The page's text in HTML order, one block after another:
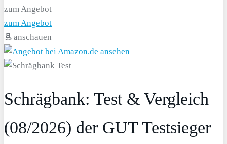
zum Angebot
zum Angebot
anschauen
Schrägbank: Test & Vergleich
(08/2026) der GUT Testsieger